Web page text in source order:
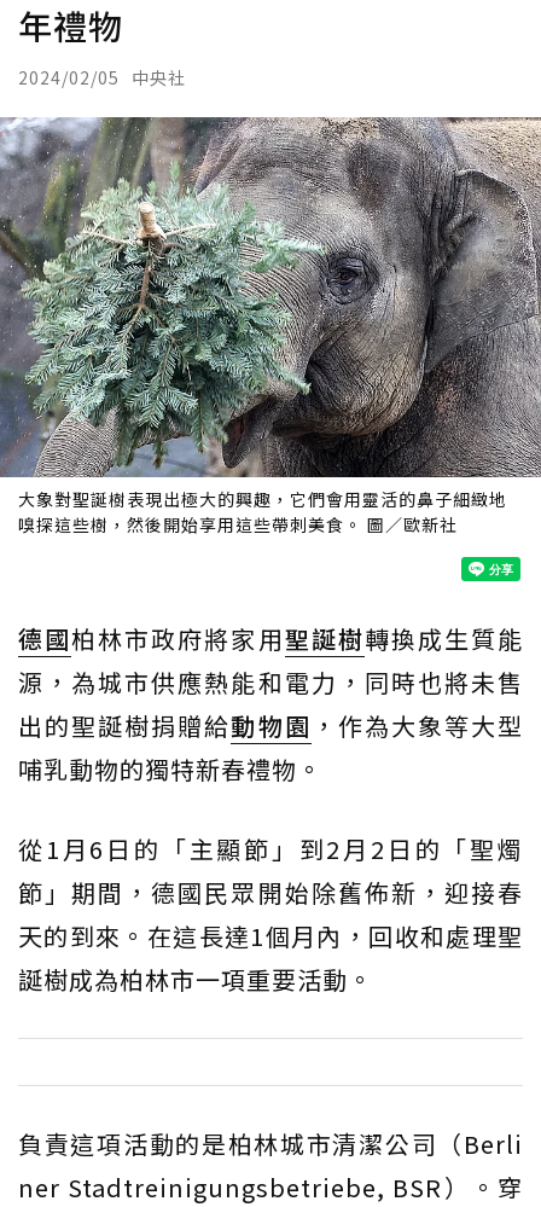
年禮物
2024/02/05 中央社
大象對聖誕樹表現出極大的興趣，它們會用靈活的鼻子細緻地
嗅探這些樹，然後開始享用這些帶刺美食。 圖／歐新社
德國柏林市政府將家用聖誕樹轉換成生質能
源，為城市供應熱能和電力，同時也將未售
出的聖誕樹捐贈給動物園 ，作為大象等大型
哺乳動物的獨特新春禮物。
從1月6日的「主顯節」到2月2日的「聖燭
節」期間，德國民眾開始除舊佈新，迎接春
天的到來。在這長達1個月內，回收和處理聖
誕樹成為柏林市一項重要活動。
負責這項活動的是柏林城市清潔公司（Berli
ner Stadtreinigungsbetriebe, BSR）。穿